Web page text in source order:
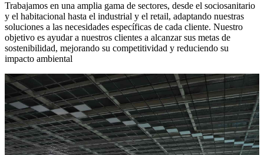
Trabajamos en una amplia gama de sectores, desde el sociosanitario
y el habitacional hasta el industrial y el retail, adaptando nuestras
soluciones a las necesidades específicas de cada cliente. Nuestro
objetivo es ayudar a nuestros clientes a alcanzar sus metas de
sostenibilidad, mejorando su competitividad y reduciendo su
impacto ambiental